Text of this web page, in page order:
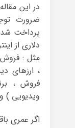
در این
ضرورت
پرداخت
دلاری از
مثل : فروش
، ارزهای
فروش ،
ویدیویی )
اگر عمری